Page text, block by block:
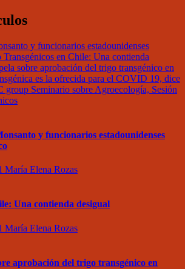
y funcionarios estadounidenses
Transgénicos en Chile: Una contienda
sobre aprobación del trigo transgénico en
es la ofrecida para el COVID 19, dice
group Seminario sobre Agroecología, Sesión
y funcionarios estadounidenses
María Elena Rozas
Una contienda desigual
María Elena Rozas
aprobación del trigo transgénico en